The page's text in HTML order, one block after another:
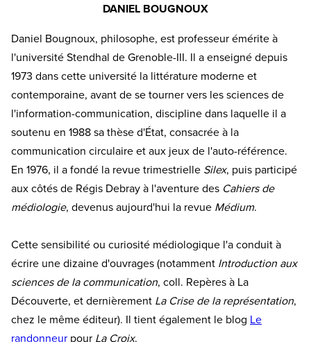
DANIEL BOUGNOUX
Daniel Bougnoux, philosophe, est professeur émérite à
l'université Stendhal de Grenoble-III. Il a enseigné depuis
1973 dans cette université la littérature moderne et
contemporaine, avant de se tourner vers les sciences de
l'information-communication, discipline dans laquelle il a
soutenu en 1988 sa thèse d'État, consacrée à la
communication circulaire et aux jeux de l'auto-référence.
En 1976, il a fondé la revue trimestrielle Silex, puis participé
aux côtés de Régis Debray à l'aventure des Cahiers de
médiologie, devenus aujourd'hui la revue Médium.
Cette sensibilité ou curiosité médiologique l'a conduit à
écrire une dizaine d'ouvrages (notamment Introduction aux
sciences de la communication, coll. Repères à La
Découverte, et dernièrement La Crise de la représentation,
chez le même éditeur). Il tient également le blog Le
randonneur pour La Croix.